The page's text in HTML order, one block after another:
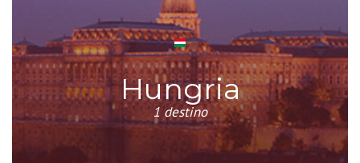
Hungria
1 destino